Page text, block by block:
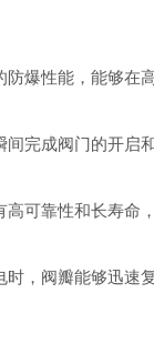
爆性能，能够
完成阀门的开启
可靠性和长寿命
，阀瓣能够迅